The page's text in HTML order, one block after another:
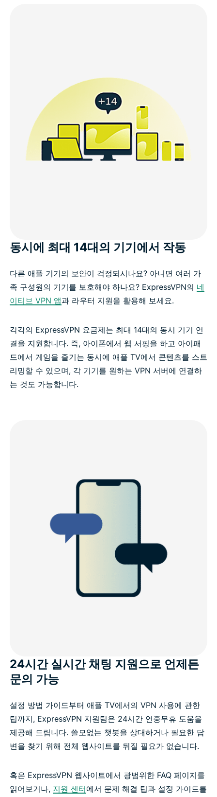
동시에 최대 14대의 기기에서 작동
다른 애플 기기의 보안이 걱정되시나요? 아니면 여러 가
족 구성원의 기기를 보호해야 하나요? ExpressVPN의 네
이티브 VPN 앱과 라우터 지원을 활용해 보세요.
각각의 ExpressVPN 요금제는 최대 14대의 동시 기기 연
결을 지원합니다. 즉, 아이폰에서 웹 서핑을 하고 아이패
드에서 게임을 즐기는 동시에 애플 TV에서 콘텐츠를 스트
리밍할 수 있으며, 각 기기를 원하는 VPN 서버에 연결하
는 것도 가능합니다.
24시간 실시간 채팅 지원으로 언제든
문의 가능
설정 방법 가이드부터 애플 TV에서의 VPN 사용에 관한
팁까지, ExpressVPN 지원팀은 24시간 연중무휴 도움을
제공해 드립니다. 쓸모없는 챗봇을 상대하거나 필요한 답
변을 찾기 위해 전체 웹사이트를 뒤질 필요가 없습니다.
혹은 ExpressVPN 웹사이트에서 광범위한 FAQ 페이지를
읽어보거나, 지원 센터에서 문제 해결 팁과 설정 가이드를